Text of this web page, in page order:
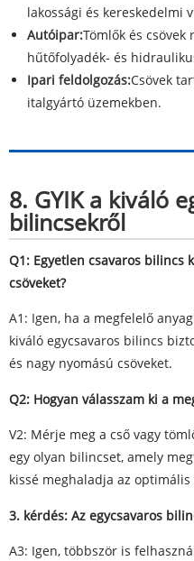
lakossági és kereskedelmi
Autóipar:Tömlők és csövek
hűtőfolyadék- és
Ipari feldolgozás:Csövek
italgyártó üzemekben.
8. GYIK a kiváló
bilincsekről
Q1: Egyetlen csavaros bilincs
csöveket?
A1: Igen, ha a megfelelő
kiváló egycsavaros bilincs
és nagy nyomású csöveket.
Q2: Hogyan válasszam ki a
V2: Mérje meg a cső vagy
egy olyan bilincset, amely
kissé meghaladja az
3. kérdés: Az egycsavaros
A3: Igen, többször is